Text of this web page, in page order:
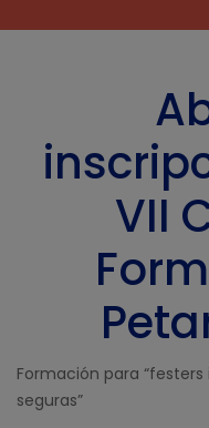
VII
Formación para
seguras”